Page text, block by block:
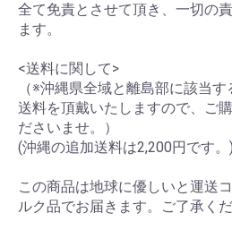
全て免責とさせて頂き、一切の
ます。
<送料に関して>
（※沖縄県全域と離島部に該当
送料を頂戴いたしますので、ご
ださいませ。）
(沖縄の追加送料は2,200円です。)
この商品は地球に優しいと運送
ルク品でお届きます。ご了承くだ